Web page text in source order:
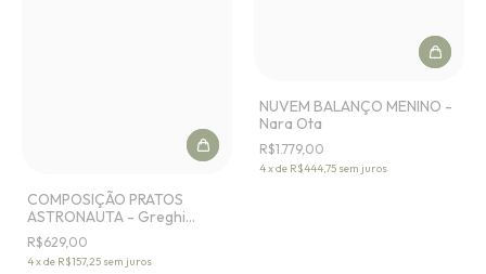
COMPOSIÇÃO PRATOS
ASTRONAUTA - Greghi
Design
R$629,00
4xde R$157,25 sem juros
NUVEM BALANÇO MENINO -
Nara Ota
R$1.779,00
4xde R$444,75 sem juros